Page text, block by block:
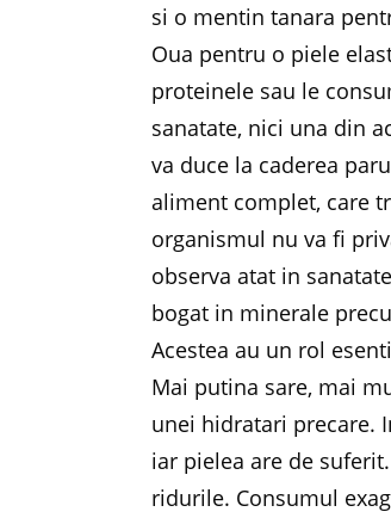
si o mentin tanara
Oua pentru o piele
proteinele sau le
sanatate, nici una din
va duce la caderea
aliment complet, care
organismul nu va fi
observa atat in
bogat in minerale
Acestea au un rol
Mai putina sare, mai
unei hidratari precare.
iar pielea are de
ridurile. Consumul